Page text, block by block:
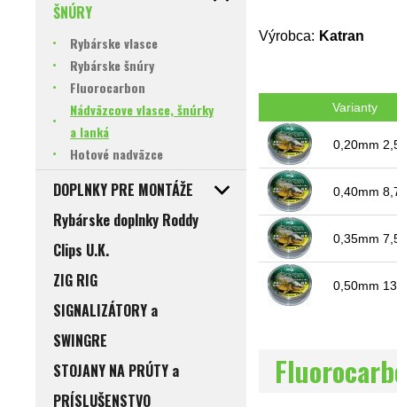
ŠNÚRY
Rybárske vlasce
Rybárske šnúry
Fluorocarbon
Nádväzcove vlasce, šnúrky
a lanká
Hotové nadväzce
DOPLNKY PRE MONTÁŽE
Rybárske doplnky Roddy
Clips U.K.
ZIG RIG
SIGNALIZÁTORY a
SWINGRE
STOJANY NA PRÚTY a
PRÍSLUŠENSTVO
Výrobca: Katran
Varianty
0,20mm
0,40mm
0,35mm
0,50mm